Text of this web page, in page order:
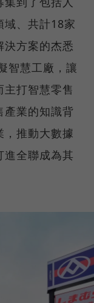
域、共計18家
決方案的杰悉
智慧工廠，讓
打智慧零售
產業的知識背
推動大數據
全聯成為其